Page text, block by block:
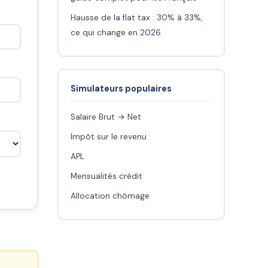
Hausse de la flat tax : 30% à 33%,
ce qui change en 2026
Simulateurs populaires
Salaire Brut → Net
Impôt sur le revenu
APL
Mensualités crédit
Allocation chômage